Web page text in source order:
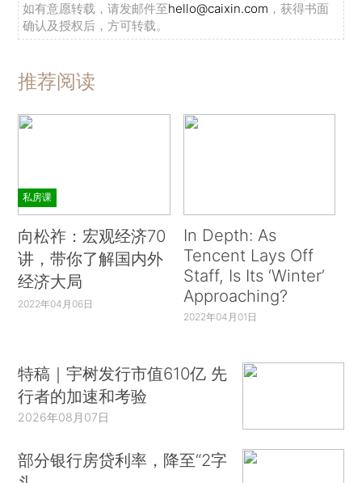
如有意愿转载，请发邮件至hello@caixin.com ，获得书面
确认及授权后，方可转载。
推荐阅读
私房课
向松祚：宏观经济70
讲，带你了解国内外
经济大局
2022年04月06日
In Depth: As
Tencent Lays Off
Staff, Is Its ‘Winter’
Approaching?
2022年04月01日
特稿｜宇树发行市值610亿 先
行者的加速和考验
2026年08月07日
部分银行房贷利率，降至“2字